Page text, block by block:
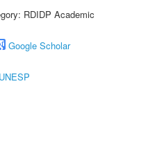
RDIDP Academic
Google Scholar